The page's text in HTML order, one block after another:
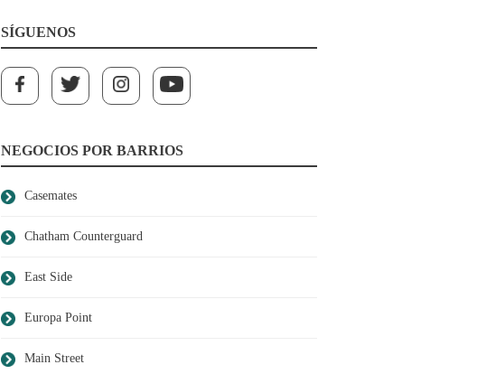
SÍGUENOS
NEGOCIOS POR BARRIOS
Casemates
Chatham Counterguard
East Side
Europa Point
Main Street